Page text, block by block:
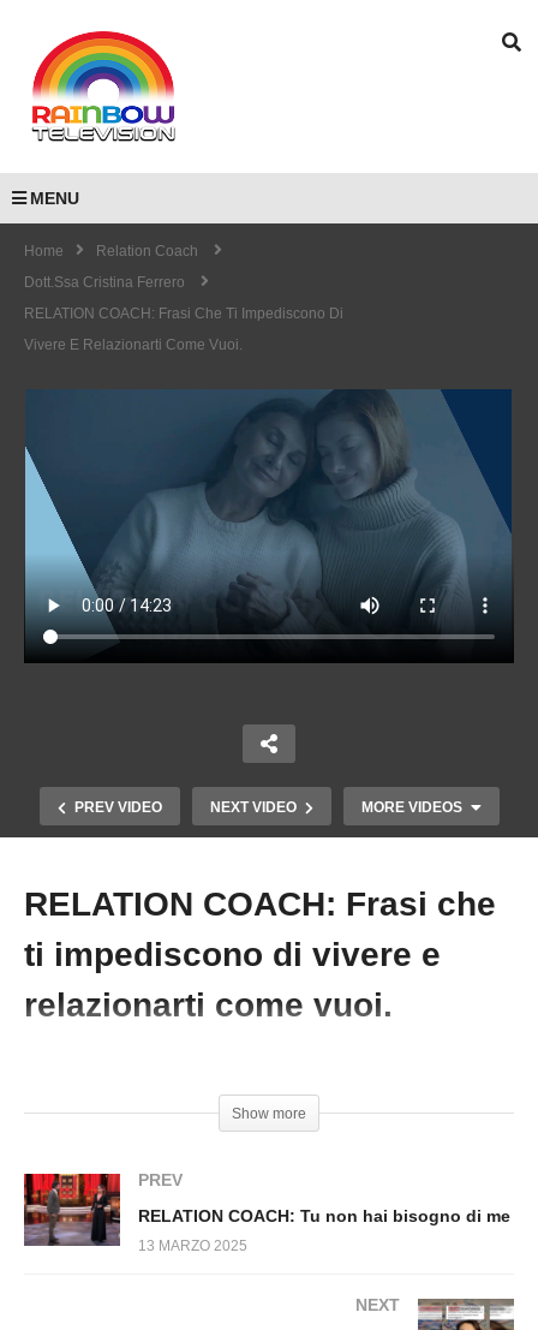
MENU
Home
Relation Coach
Dott.ssa Cristina Ferrero
RELATION COACH: Frasi Che Ti Impediscono Di
Vivere E Relazionarti Come Vuoi.
PREV VIDEO NEXT VIDEO MORE VIDEOS
Copy Embed Code
chiedi alle persone vicine e non a quelle adatte-
Sebastiano Dato
RELATION COACH: Frasi che
ti impediscono di vivere e
relazionarti come vuoi.
Show more
PREV
RELATION COACH: Tu non hai bisogno di me
13 MARZO 2025
NEXT